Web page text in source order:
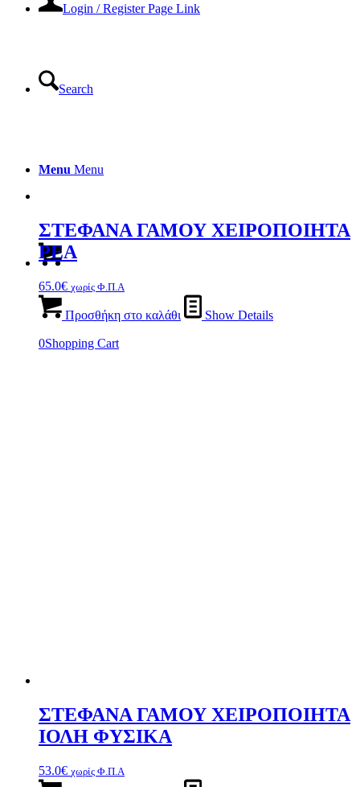
Login / Register Page Link
Search
Menu Menu
0Shopping Cart
ΣΤΕΦΑΝΑ ΓΑΜΟΥ ΧΕΙΡΟΠΟΙΗΤΑ
ΡΕΑ
65.0€ χωρίς Φ.Π.Α
Προσθήκη στο καλάθι Show Details
ΣΤΕΦΑΝΑ ΓΑΜΟΥ ΧΕΙΡΟΠΟΙΗΤΑ
ΙΟΛΗ ΦΥΣΙΚΑ
53.0€ χωρίς Φ.Π.Α